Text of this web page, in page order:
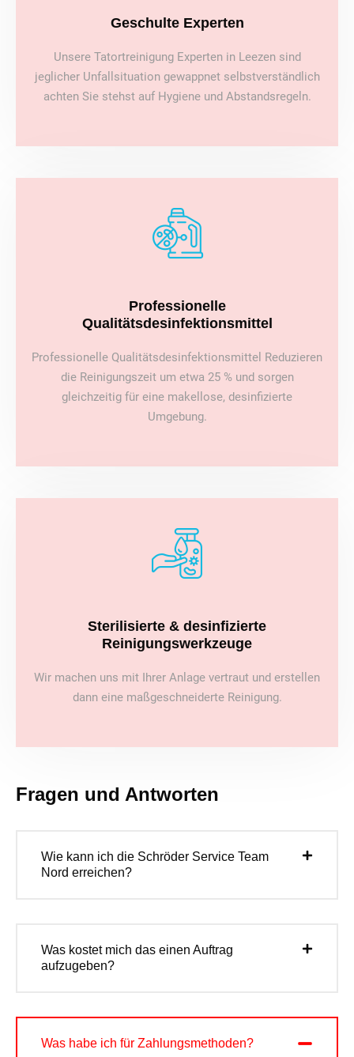
Geschulte Experten
Unsere Tatortreinigung Experten in Leezen sind
jeglicher Unfallsituation gewappnet selbstverständlich
achten Sie stehst auf Hygiene und Abstandsregeln.
Professionelle
Qualitätsdesinfektionsmittel
Professionelle Qualitätsdesinfektionsmittel Reduzieren
die Reinigungszeit um etwa 25 % und sorgen
gleichzeitig für eine makellose, desinfizierte
Umgebung.
Sterilisierte & desinfizierte
Reinigungswerkzeuge
Wir machen uns mit Ihrer Anlage vertraut und erstellen
dann eine maßgeschneiderte Reinigung.
Fragen und Antworten
Wie kann ich die Schröder Service Team
Nord erreichen?
Was kostet mich das einen Auftrag
aufzugeben?
Was habe ich für Zahlungsmethoden?